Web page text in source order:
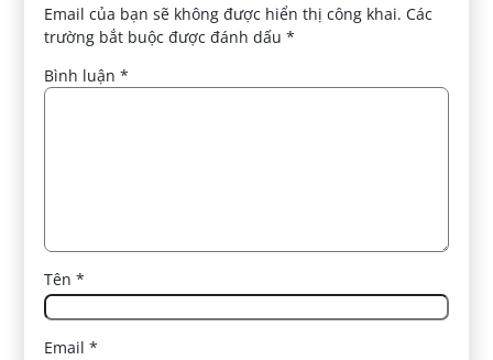
Email của bạn sẽ không được hiển thị công khai. Các
trường bắt buộc được đánh dấu*
Bình luận*
Tên*
Email*